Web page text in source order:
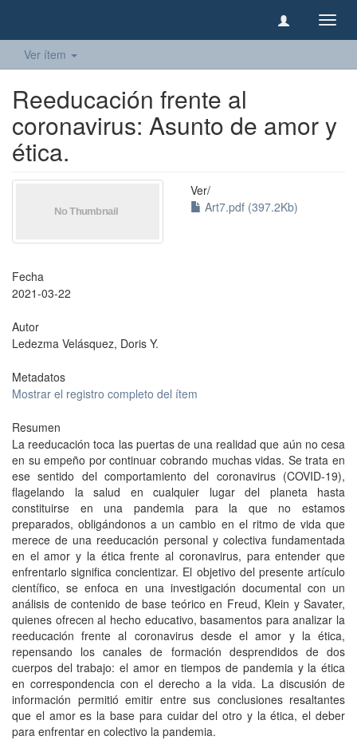
Ver ítem
Reeducación frente al
coronavirus: Asunto de amor y
ética.
Ver/
Art7.pdf (397.2Kb)
Fecha
2021-03-22
Autor
Ledezma Velásquez, Doris Y.
Metadatos
Mostrar el registro completo del ítem
Resumen
La reeducación toca las puertas de una realidad que aún no cesa
en su empeño por continuar cobrando muchas vidas. Se trata en
ese sentido del comportamiento del coronavirus (COVID-19),
flagelando la salud en cualquier lugar del planeta hasta
constituirse en una pandemia para la que no estamos
preparados, obligándonos a un cambio en el ritmo de vida que
merece de una reeducación personal y colectiva fundamentada
en el amor y la ética frente al coronavirus, para entender que
enfrentarlo significa concientizar. El objetivo del presente artículo
científico, se enfoca en una investigación documental con un
análisis de contenido de base teórico en Freud, Klein y Savater,
quienes ofrecen al hecho educativo, basamentos para analizar la
reeducación frente al coronavirus desde el amor y la ética,
repensando los canales de formación desprendidos de dos
cuerpos del trabajo: el amor en tiempos de pandemia y la ética
en correspondencia con el derecho a la vida. La discusión de
información permitió emitir entre sus conclusiones resaltantes
que el amor es la base para cuidar del otro y la ética, el deber
para enfrentar en colectivo la pandemia.